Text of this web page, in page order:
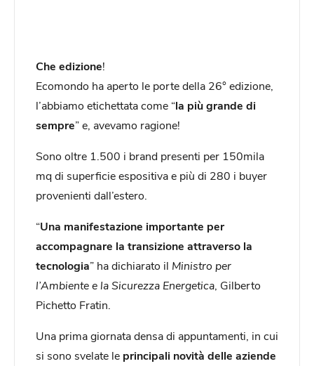
Che edizione!
Ecomondo ha aperto le porte della 26° edizione,
l’abbiamo etichettata come “la più grande di
sempre” e, avevamo ragione!
Sono oltre 1.500 i brand presenti per 150mila
mq di superficie espositiva e più di 280 i buyer
provenienti dall’estero.
“Una manifestazione importante per
accompagnare la transizione attraverso la
tecnologia” ha dichiarato il Ministro per
l’Ambiente e la Sicurezza Energetica , Gilberto
Pichetto Fratin.
Una prima giornata densa di appuntamenti, in cui
si sono svelate le principali novità delle aziende